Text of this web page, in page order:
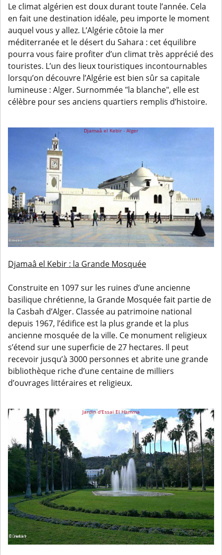
Le climat algérien est doux durant toute l’année. Cela
en fait une destination idéale, peu importe le moment
auquel vous y allez. L’Algérie côtoie la mer
méditerranée et le désert du Sahara : cet équilibre
pourra vous faire profiter d’un climat très apprécié des
touristes. L’un des lieux touristiques incontournables
lorsqu’on découvre l’Algérie est bien sûr sa capitale
lumineuse : Alger. Surnommée "la blanche", elle est
célèbre pour ses anciens quartiers remplis d’histoire.
Djamaâ el Kebir - Alger
Djamaâ el Kebir : la Grande Mosquée
Construite en 1097 sur les ruines d’une ancienne
basilique chrétienne, la Grande Mosquée fait partie de
la Casbah d’Alger. Classée au patrimoine national
depuis 1967, l’édifice est la plus grande et la plus
ancienne mosquée de la ville. Ce monument religieux
s’étend sur une superficie de 27 hectares. Il peut
recevoir jusqu’à 3000 personnes et abrite une grande
bibliothèque riche d’une centaine de milliers
d’ouvrages littéraires et religieux.
Jardin d'Essai El Hamma